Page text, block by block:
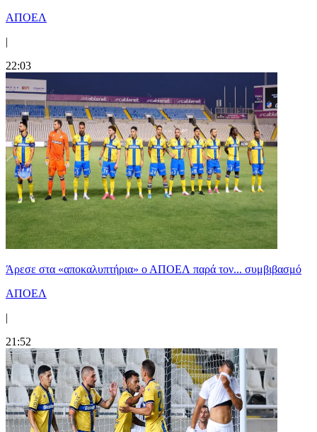
ΑΠΟΕΛ
|
22:03
Άρεσε στα «αποκαλυπτήρια» ο ΑΠΟΕΛ παρά τον... συμβιβασμό
ΑΠΟΕΛ
|
21:52